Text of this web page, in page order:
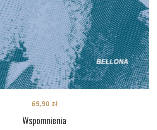
Wspomnienia
69,90 zł